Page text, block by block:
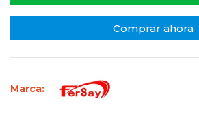
Comprar ahora
Marca: